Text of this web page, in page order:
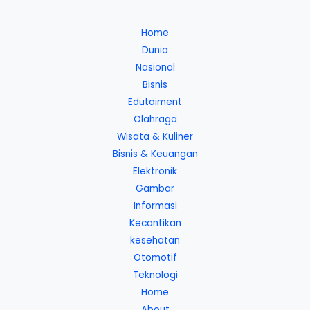
Home
Dunia
Nasional
Bisnis
Edutaiment
Olahraga
Wisata & Kuliner
Bisnis & Keuangan
Elektronik
Gambar
Informasi
Kecantikan
kesehatan
Otomotif
Teknologi
Home